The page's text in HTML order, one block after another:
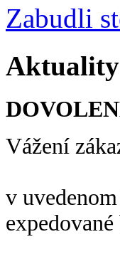
Zabudli
Aktuality
Vážení
v